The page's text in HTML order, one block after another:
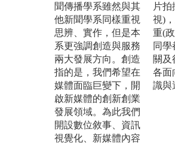
聞傳播學系雖然與其
他新聞學系同樣重視
思辨、實作，但是本
系更強調創造與服務
兩大發展方向。創造
指的是，我們希望在
媒體面臨巨變下，開
啟新媒體的創新創業
發展領域。為此我們
開設數位敘事、資訊
視覺化、新媒體內容
片
視)
重(
同學
關及
各面
識與